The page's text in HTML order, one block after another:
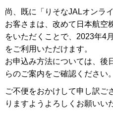
尚、既に「りそなJALオンラ
お客さまは、改めて日本航空
をいただくことで、2023年4
をご利用いただけます。
お申込み方法については、後
らのご案内をご確認ください。
ご不便をおかけして申し訳ご
りますようよろしくお願いい